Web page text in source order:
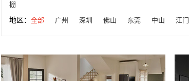
棚
地区： 全部 广州 深圳 佛山 东莞 中山 江门